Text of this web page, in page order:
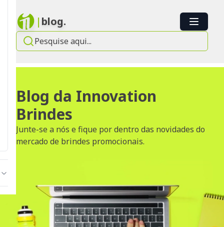
|blog.
Blog da Innovation
Brindes
Junte-se a nós e fique por dentro das novidades do
mercado de brindes promocionais.